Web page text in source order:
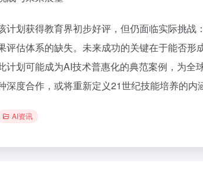
计划获得教育界初步好评，但仍面临实际挑
评估体系的缺失。未来成功的关键在于能否形
计划可能成为AI技术普惠化的典范案例，为
深度合作，或将重新定义21世纪技能培养的内
AI资讯